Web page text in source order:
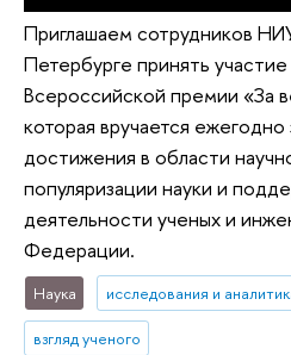
Приглашаем сотрудников
Петербурге принять
Всероссийской премии «За
которая вручается
достижения в области
популяризации науки и
деятельности ученых и
Федерации.
Наука исследования и
взгляд ученого